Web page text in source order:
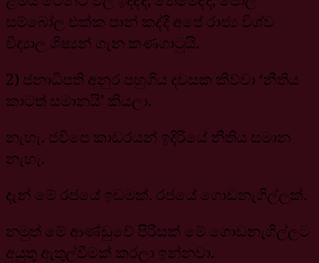
සම්බෝල එක්ක පාන් කද්දී අපේ රාජ්‍ය විශ්ව
විද්‍යාල ශිෂ්‍යන් ගැන කණගාටුයි.
2) ජනාධිපති අනුර පහුගිය දවසක කිව්වා ‘නීතිය
කාටත් සමානයි’ කියලා.
නැහැ. ජවිපෙ කාඩරයන් ඉදිරියේ නීතිය සමාන
නැහැ.
දැන් මේ රජයේ ඉඩමක්. රජයේ ගොඩනැගිල්ලක්.
නමුත් මේ ආණ්ඩුවේ පිරිසක් මේ ගොඩනැගිල්ලට
අයුතු ඇතුල්වීමක් කරලා ඉන්නවා.